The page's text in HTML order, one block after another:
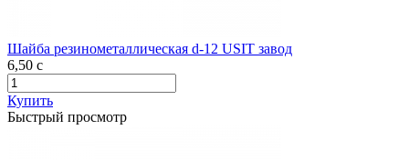
Шайба резинометаллическая d-12 USIT завод
6,50 c
Купить
Быстрый просмотр